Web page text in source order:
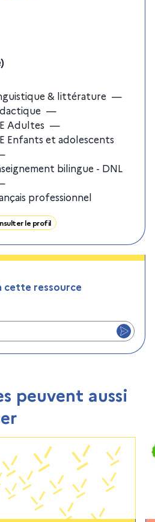
& littérature —
—
Adultes —
Enfants et adolescents
bilingue - DNL
professionnel
le profil
cette ressource
peuvent aussi